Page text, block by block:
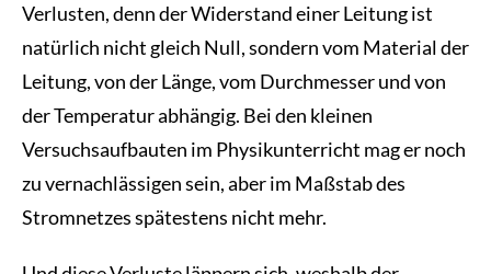
Verlusten, denn der Widerstand einer Leitung ist
natürlich nicht gleich Null, sondern vom Material der
Leitung, von der Länge, vom Durchmesser und von
der Temperatur abhängig. Bei den kleinen
Versuchsaufbauten im Physikunterricht mag er noch
zu vernachlässigen sein, aber im Maßstab des
Stromnetzes spätestens nicht mehr.